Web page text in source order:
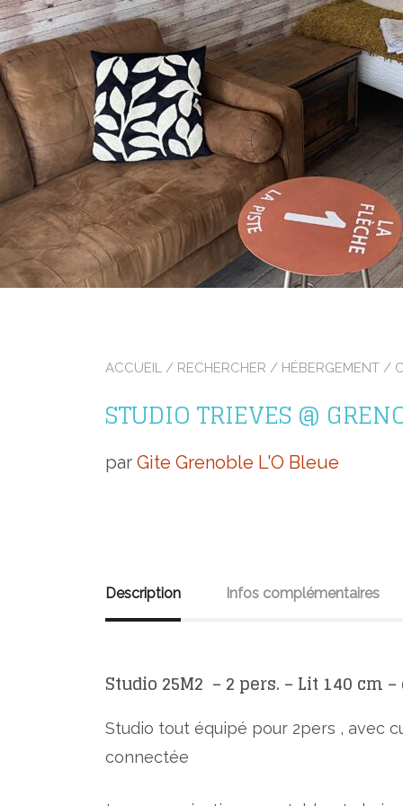
ACCUEIL / RECHERCHER / HÉBERGEMENT /
STUDIO TRIEVES @
par Gite Grenoble L'O Bleue
Description Infos complémentaires
Studio 25M2 – 2 pers. – Lit 140 cm
Studio tout équipé pour 2pers , avec
connectée